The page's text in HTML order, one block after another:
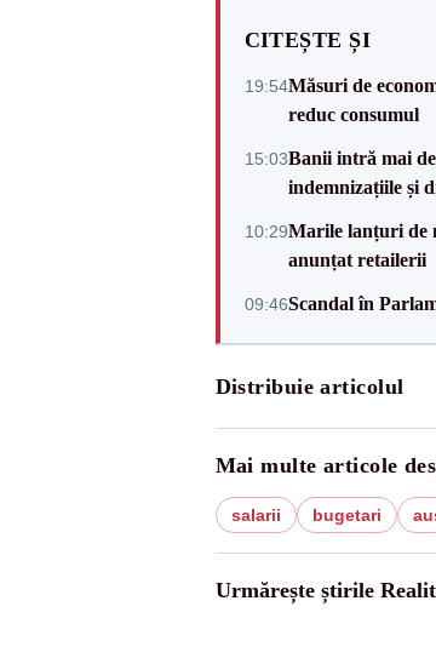
CITEȘTE ȘI
19:54Măsuri de
reduc consumul
15:03Banii intră mai
indemnizațiile și
10:29Marile lanțuri de
anunțat retailerii
09:46Scandal în
Distribuie articolul
Mai multe articole
salarii bugetari
Urmărește știrile